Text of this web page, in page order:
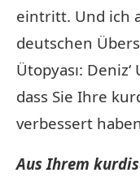
eintritt. Und ich
deutschen
Ütopyası:
dass Sie Ihre
verbessert
Aus Ihrem